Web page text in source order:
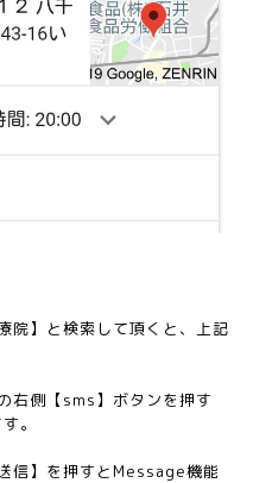
院】と検索して頂くと、上記
右側【sms】ボタンを押す
。
信】を押すとMessage機能